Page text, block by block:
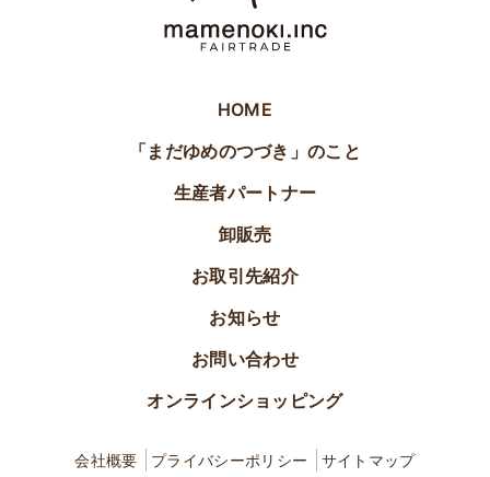
HOME
「まだゆめのつづき」のこと
生産者パートナー
卸販売
お取引先紹介
お知らせ
お問い合わせ
オンラインショッピング
会社概要 プライバシーポリシー サイトマップ